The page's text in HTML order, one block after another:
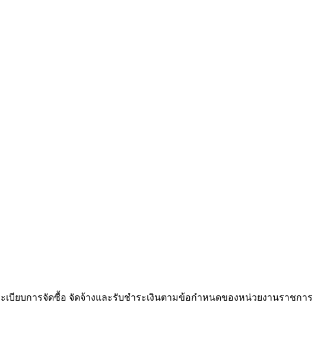
บียบการจัดซื้อ จัดจ้างและรับชำระเงินตามข้อกำหนดของหน่วยงานราชการ